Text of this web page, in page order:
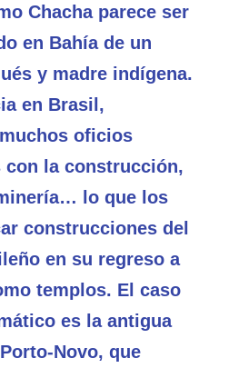
Chacha parece ser
en Bahía de un
y madre indígena.
en Brasil,
oficios
con la construcción,
lo que los
construcciones del
en su regreso a
templos. El caso
es la antigua
Novo, que